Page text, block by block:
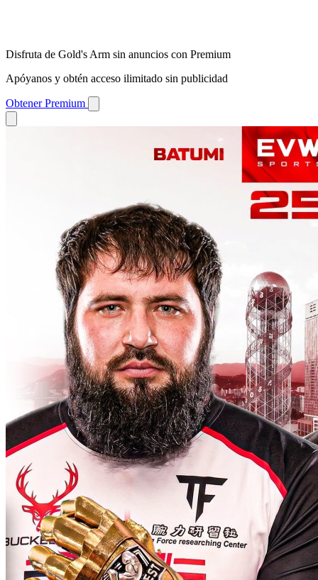
Disfruta de Gold's Arm sin anuncios con Premium
Apóyanos y obtén acceso ilimitado sin publicidad
Obtener Premium